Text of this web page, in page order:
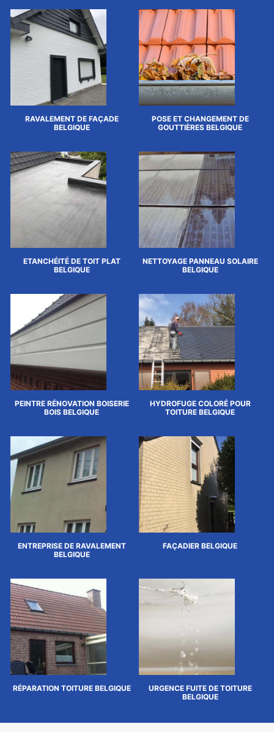
RAVALEMENT DE FAÇADE
BELGIQUE
POSE ET CHANGEMENT DE
GOUTTIÈRES BELGIQUE
ETANCHÉITÉ DE TOIT PLAT
BELGIQUE
NETTOYAGE PANNEAU SOLAIRE
BELGIQUE
PEINTRE RÉNOVATION BOISERIE
BOIS BELGIQUE
HYDROFUGE COLORÉ POUR
TOITURE BELGIQUE
ENTREPRISE DE RAVALEMENT
BELGIQUE
FAÇADIER BELGIQUE
RÉPARATION TOITURE BELGIQUE
URGENCE FUITE DE TOITURE
BELGIQUE